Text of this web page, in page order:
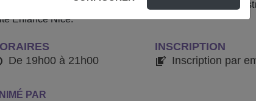
risque et aux moyens de prévention des TMS, aux
Enfance Nice.
De 19h00 à 21h00
INSCRIPTION
Inscription par
PAR